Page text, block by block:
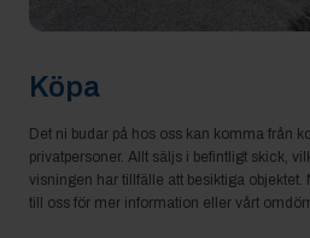
Köpa
Det ni budar på hos oss kan komma från
privatpersoner. Allt säljs i befintligt skick,
visningen har tillfälle att besiktiga
till oss för mer information eller vårt